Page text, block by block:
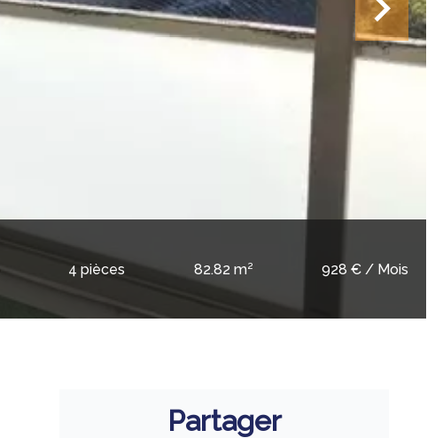
4 pièces 82.82 m² 928 € / Mois
Partager